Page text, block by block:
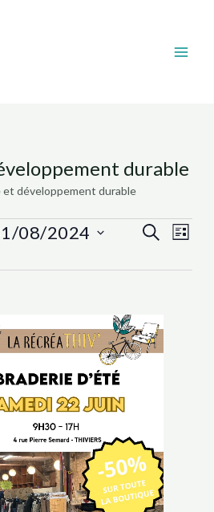
durable
et développement durable
vues
Recherche
Liste
08/2024